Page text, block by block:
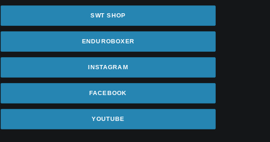
SWT SHOP
ENDUROBOXER
INSTAGRAM
FACEBOOK
YOUTUBE